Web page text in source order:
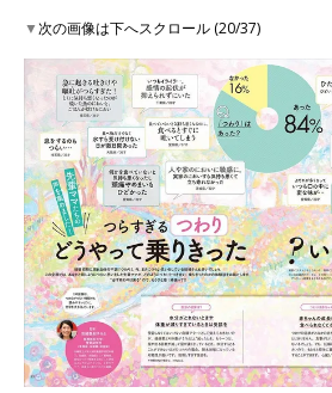
▼次の画像は下へスクロール (20/37)